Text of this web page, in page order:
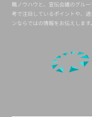
職ノウハウと、宣伝会議のグル
考で注目しているポイントや、
ンならではの情報をお伝えします。